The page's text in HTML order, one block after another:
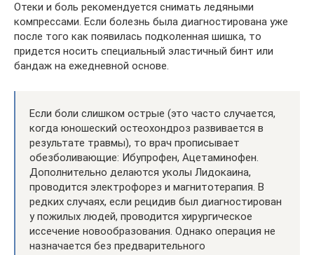
Отеки и боль рекомендуется снимать ледяными
компрессами. Если болезнь была диагностирована уже
после того как появилась подколенная шишка, то
придется носить специальный эластичный бинт или
бандаж на ежедневной основе.
Если боли слишком острые (это часто случается,
когда юношеский остеохондроз развивается в
результате травмы), то врач прописывает
обезболивающие: Ибупрофен, Ацетаминофен.
Дополнительно делаются уколы Лидокаина,
проводится электрофорез и магнитотерапия. В
редких случаях, если рецидив был диагностирован
у пожилых людей, проводится хирургическое
иссечение новообразования. Однако операция не
назначается без предварительного